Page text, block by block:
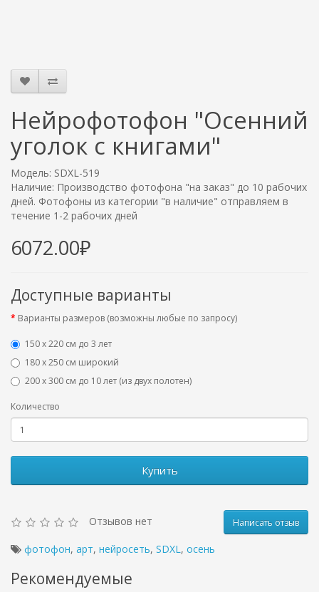
Нейрофотофон "Осенний
уголок с книгами"
Модель: SDXL-519
Наличие: Производство фотофона "на заказ" до 10 рабочих
дней. Фотофоны из категории "в наличие" отправляем в
течение 1-2 рабочих дней
6072.00₽
Доступные варианты
Варианты размеров (возможны любые по запросу)
150 х 220 см до 3 лет
180 х 250 см широкий
200 х 300 см до 10 лет (из двух полотен)
Количество
Купить
Отзывов нет Написать отзыв
фотофон, арт, нейросеть, SDXL, осень
Рекомендуемые